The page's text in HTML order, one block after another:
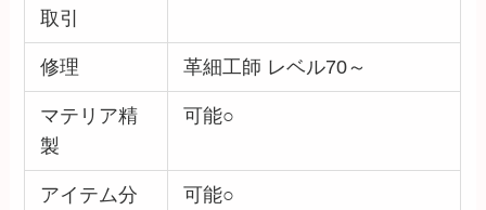
取引
修理 革細工師 レベル70～
マテリア精
製
可能○
アイテム分
可能○